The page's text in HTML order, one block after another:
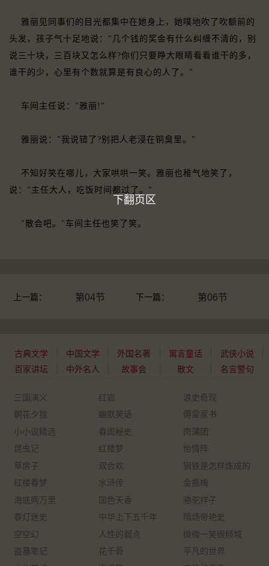
雅丽见同事们的目光都集中在她身上，她噗地吹了吹额前的
头发，孩子气十足地说："几个钱的奖金有什么纠缠不清的，别
说三十块，三百块又怎么样?你们只要睁大眼睛看看谁干的多，
谁干的少，心里有个数就算是有良心的人了。"
车间主任说："雅丽!"
雅丽说："我说错了?别把人老浸在铜臭里。"
不知好笑在哪儿，大家哄哄一笑。雅丽也稚气地笑了，
说："主任大人，吃饭时间都过了。"
"散会吧。"车间主任也笑了笑。
上一篇： 第04节 下一篇： 第06节
古典文学 中国文学 外国名著 寓言童话
武侠小说
百家讲坛
中外名人 故事会 散文 名言警句
三国演义 红岩
浪史奇观
朝花夕拾
幽默笑话
傅雷家书
小小说精选
春闺秘史
肉蒲团
昆虫记
红楼梦
怡情阵
草房子
双合欢
钢铁是怎样炼成的
红楼春梦
水浒传
金瓶梅
海底两万里
国色天香
骆驼祥子
春灯迷史
中华上下五千年
隋炀帝艳史
空空幻
人性的弱点
微微一笑很倾城
盗墓笔记
花千骨
平凡的世界
下翻页区